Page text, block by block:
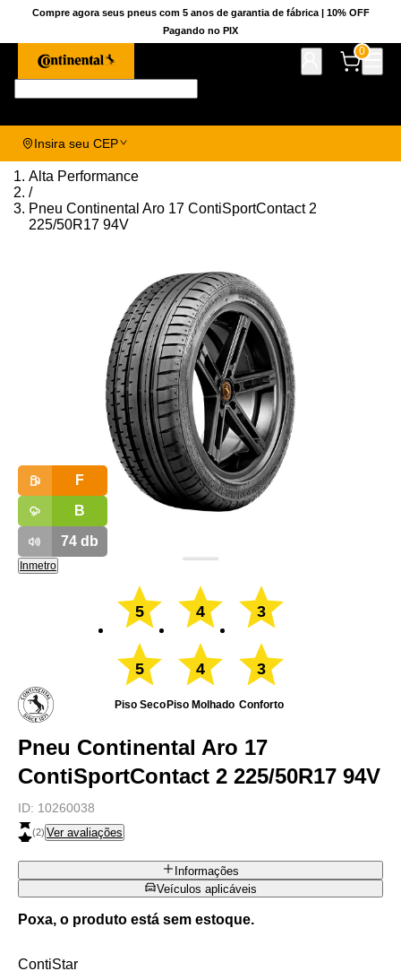
Compre agora seus pneus com 5 anos de garantia de fábrica | 10% OFF
Pagando no PIX
0
Insira seu CEP
Alta Performance
/
Pneu Continental Aro 17 ContiSportContact 2
225/50R17 94V
F
B
74db
Inmetro
5
5
Piso Seco
4
4
Piso Molhado
3
3
Conforto
Pneu Continental Aro 17
ContiSportContact 2 225/50R17 94V
ID: 10260038
(2) Ver avaliações
Informações
Veículos aplicáveis
Poxa, o produto está sem estoque.
ContiStar